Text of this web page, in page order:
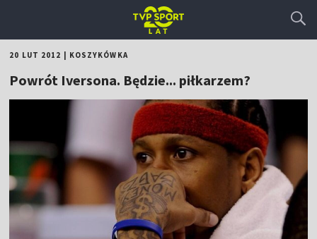
20 LUT 2012 KOSZYKÓWKA
Powrót Iversona. Będzie... piłkarzem?